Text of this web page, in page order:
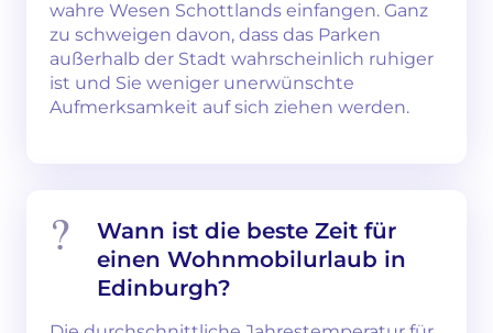
wahre Wesen Schottlands einfangen. Ganz
zu schweigen davon, dass das Parken
außerhalb der Stadt wahrscheinlich ruhiger
ist und Sie weniger unerwünschte
Aufmerksamkeit auf sich ziehen werden.
Wann ist die beste Zeit für
einen Wohnmobilurlaub in
Edinburgh?